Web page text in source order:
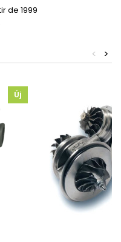
de 1999
>
<
Új